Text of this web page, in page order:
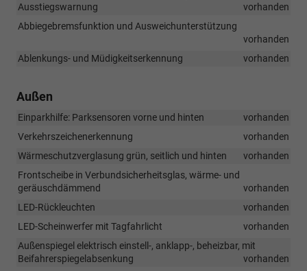
Ausstiegswarnung
vorhanden
Abbiegebremsfunktion und Ausweichunterstützung
vorhanden
Ablenkungs- und Müdigkeitserkennung
vorhanden
Außen
Einparkhilfe: Parksensoren vorne und hinten
vorhanden
Verkehrszeichenerkennung
vorhanden
Wärmeschutzverglasung grün, seitlich und hinten
vorhanden
Frontscheibe in Verbundsicherheitsglas, wärme- und
geräuschdämmend
vorhanden
LED-Rückleuchten
vorhanden
LED-Scheinwerfer mit Tagfahrlicht
vorhanden
Außenspiegel elektrisch einstell-, anklapp-, beheizbar, mit
Beifahrerspiegelabsenkung
vorhanden